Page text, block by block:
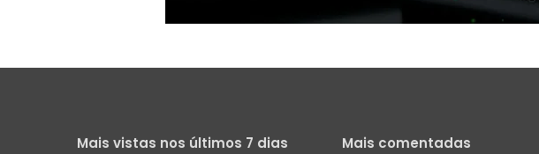
Mais vistas nos últimos 7 dias Mais comentadas